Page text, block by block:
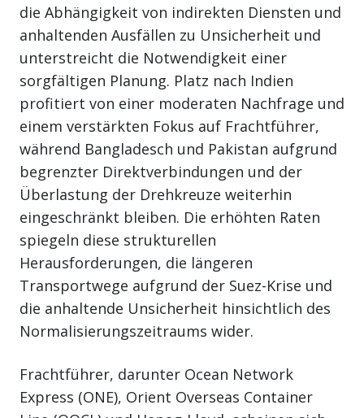
die Abhängigkeit von indirekten Diensten und
anhaltenden Ausfällen zu Unsicherheit und
unterstreicht die Notwendigkeit einer
sorgfältigen Planung. Platz nach Indien
profitiert von einer moderaten Nachfrage und
einem verstärkten Fokus auf Frachtführer,
während Bangladesch und Pakistan aufgrund
begrenzter Direktverbindungen und der
Überlastung der Drehkreuze weiterhin
eingeschränkt bleiben. Die erhöhten Raten
spiegeln diese strukturellen
Herausforderungen, die längeren
Transportwege aufgrund der Suez-Krise und
die anhaltende Unsicherheit hinsichtlich des
Normalisierungszeitraums wider.
Frachtführer, darunter Ocean Network
Express (ONE), Orient Overseas Container